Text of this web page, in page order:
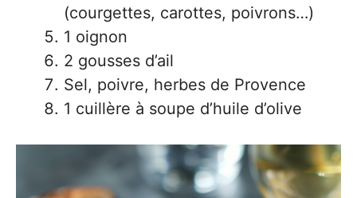
(courgettes, carottes, poivrons…)
1 oignon
2 gousses d’ail
Sel, poivre, herbes de Provence
1 cuillère à soupe d’huile d’olive